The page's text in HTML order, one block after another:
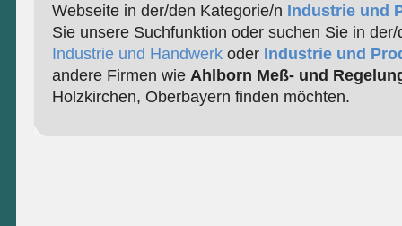
Webseite in der/den Kategorie/n Industrie und
Sie unsere Suchfunktion oder suchen Sie in
Industrie und Handwerkoder Industrie und
andere Firmen wie Ahlborn Meß- und
Holzkirchen, Oberbayern finden möchten.